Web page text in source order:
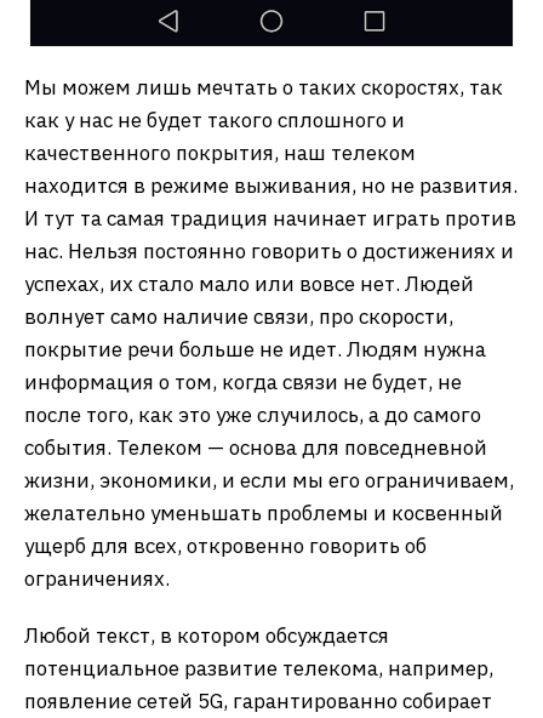
Мы можем лишь мечтать о таких скоростях, так
как у нас не будет такого сплошного и
качественного покрытия, наш телеком
находится в режиме выживания, но не развития.
И тут та самая традиция начинает играть против
нас. Нельзя постоянно говорить о достижениях и
успехах, их стало мало или вовсе нет. Людей
волнует само наличие связи, про скорости,
покрытие речи больше не идет. Людям нужна
информация о том, когда связи не будет, не
после того, как это уже случилось, а до самого
события. Телеком — основа для повседневной
жизни, экономики, и если мы его ограничиваем,
желательно уменьшать проблемы и косвенный
ущерб для всех, откровенно говорить об
ограничениях.
Любой текст, в котором обсуждается
потенциальное развитие телекома, например,
появление сетей 5G, гарантированно собирает